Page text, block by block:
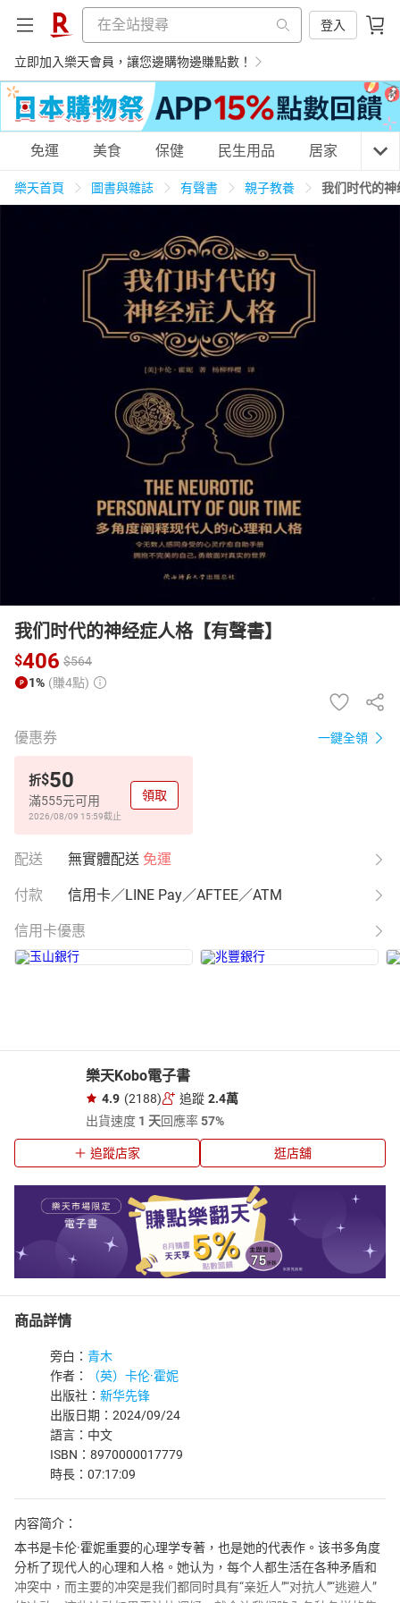
登入
立即加入樂天會員，讓您邊購物邊賺點數！
購物網分類
美食蛋糕 養生保健
3C家電 運動休閒
男裝 化妝保養
電子/紙本書
HOT
免運 美食 保健 民生用品 居家 3C
樂天首頁 圖書與雜誌 有聲書 親子教養 我们时代的
我们时代的神经症人格【有聲書】
$406 $564
1% (賺4點)
優惠券 一鍵全領
折$50
滿555元可用
2026/08/09 15:59截止
領取
配送 無實體配送 免運
付款 信用卡／LINE Pay／AFTEE／ATM
信用卡優惠
樂天Kobo電子書
4.9 (2188) 追蹤 2.4萬
出貨速度 1 天回應率57%
追蹤店家 逛店舖
商品詳情
旁白： 青木
作者：
（英）卡伦·霍妮
出版社： 新华先锋
出版日期：2024/09/24
語言：中文
ISBN：8970000017779
時長：07:17:09
内容简介：
本书是卡伦·霍妮重要的心理学专著，也是她的代表作。该书多角度
分析了现代人的心理和人格。她认为，每个人都生活在各种矛盾和
冲突中，而主要的冲突是我们都同时具有“亲近人”“对抗人”“逃避人”